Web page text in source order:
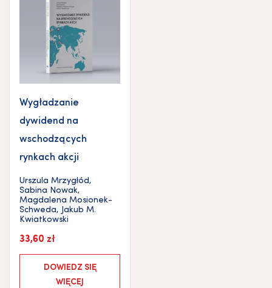
Wygładzanie
dywidend na
wschodzących
rynkach akcji
Urszula Mrzygłód,
Sabina Nowak,
Magdalena Mosionek-
Schweda, Jakub M.
Kwiatkowski
33,60 zł
DOWIEDZ SIĘ
WIĘCEJ